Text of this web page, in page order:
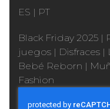
ES | PT
Black Friday 2025 |
juegos | Disfraces |
Bebé Reborn |
Fashion